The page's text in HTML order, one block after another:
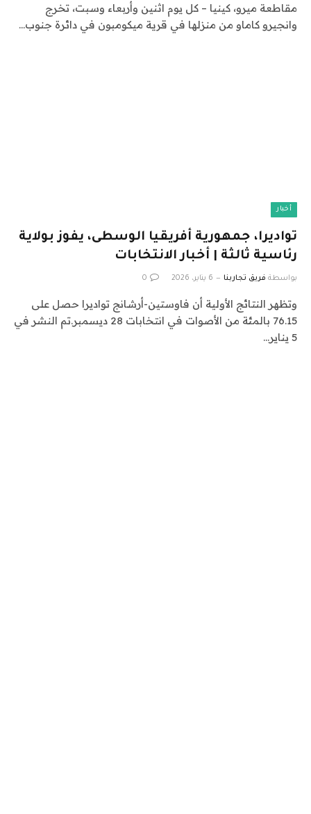
مقاطعة ميرو، كينيا – كل يوم اثنين وأربعاء وسبت، تخرج
وانجيرو كاماو من منزلها في قرية ميكومبون في دائرة جنوب…
أخبار
تواديرا، جمهورية أفريقيا الوسطى، يفوز بولاية
رئاسية ثالثة | أخبار الانتخابات
بواسطة فريق تجاربنا 6 يناير، 2026 0
وتظهر النتائج الأولية أن فاوستين-أرشانج تواديرا حصل على
76.15 بالمئة من الأصوات في انتخابات 28 ديسمبر.تم النشر في
5 يناير…